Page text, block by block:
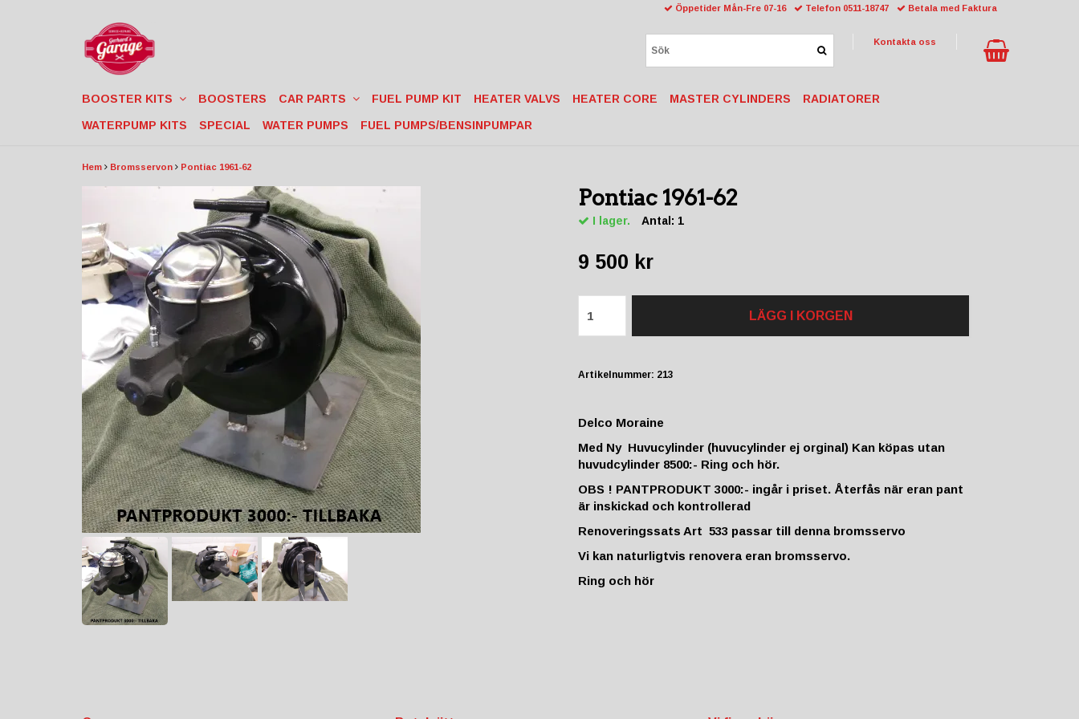
Hem Bromsservon Pontiac 1961-62
Pontiac 1961-62
I lager. Antal: 1
9 500 kr
LÄGG I KORGEN
Artikelnummer: 213
Delco Moraine
Med Ny Huvucylinder (huvucylinder ej orginal) Kan köpas utan
huvudcylinder 8500:- Ring och hör.
OBS ! PANTPRODUKT 3000:- ingår i priset. Återfås när eran pant
är inskickad och kontrollerad
Renoveringssats Art 533 passar till denna bromsservo
Vi kan naturligtvis renovera eran bromsservo.
Ring och hör
Öppetider Mån-Fre 07-16 Telefon 0511-18747 Betala med Faktura
Kontakta oss
BOOSTER KITS BOOSTERS CAR PARTS FUEL PUMP KIT HEATER VALVS HEATER CORE MASTER CYLINDERS RADIATORER
WATERPUMP KITS SPECIAL WATER PUMPS FUEL PUMPS/BENSINPUMPAR